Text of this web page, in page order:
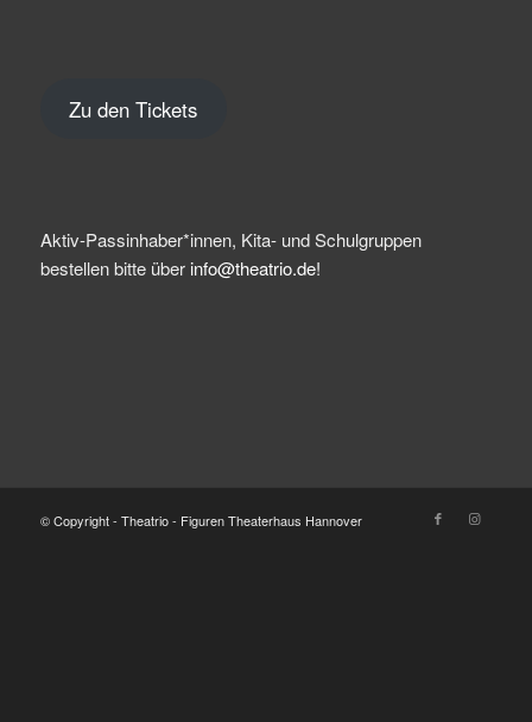
Zu den Tickets
Aktiv-Passinhaber*innen, Kita- und Schulgruppen
bestellen bitte über info@theatrio.de!
© Copyright - Theatrio - Figuren Theaterhaus Hannover